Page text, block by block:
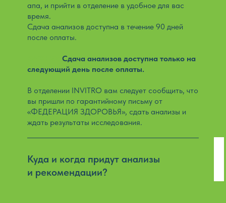
апа, и прийти в отделение в удобное для вас
время.
Сдача анализов доступна в течение 90 дней
после оплаты.
Сдача анализов доступна только на
следующий день после оплаты.
В отделении INVITRO вам следует сообщить, что
вы пришли по гарантийному письму от
«ФЕДЕРАЦИЯ ЗДОРОВЬЯ», сдать анализы и
ждать результаты исследования.
Куда и когда придут анализы
и рекомендации?